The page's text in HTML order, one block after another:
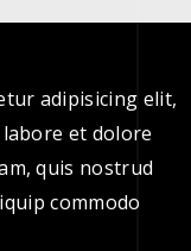
adipisicing elit,
et dolore
quis nostrud
commodo